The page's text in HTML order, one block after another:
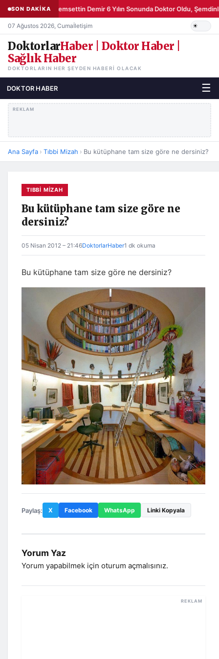
SON DAKİKA Şemsettin Demir 6 Yılın Sonunda Doktor Oldu,
07 Ağustos 2026, Cumaİletişim
DoktorlarHaber | Doktor Haber |
Sağlık Haber
DOKTORLARIN HER ŞEYDEN HABERI OLACAK
DOKTOR HABER ☰
REKLAM
Ana Sayfa › Tıbbi Mizah › Bu kütüphane tam size göre ne dersiniz?
TIBBI MIZAH
Bu kütüphane tam size göre ne
dersiniz?
05 Nisan 2012 – 21:46DoktorlarHaber1 dk okuma
Bu kütüphane tam size göre ne dersiniz?
Paylaş: X Facebook WhatsApp Linki Kopyala
Yorum Yaz
Yorum yapabilmek için oturum açmalısınız.
REKLAM